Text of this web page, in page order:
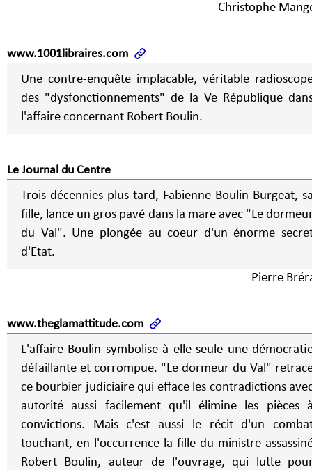
Christophe
www.1001libraires.com
Une contre-enquête implacable, véritable
des "dysfonctionnements" de la Ve République
l'affaire concernant Robert Boulin.
Le Journal du Centre
Trois décennies plus tard, Fabienne Boulin-Burgeat,
fille, lance un gros pavé dans la mare avec "Le
du Val". Une plongée au coeur d'un énorme
d'Etat.
Pierre
www.theglamattitude.com
L'affaire Boulin symbolise à elle seule une
défaillante et corrompue. "Le dormeur du Val"
ce bourbier judiciaire qui efface les contradictions
autorité aussi facilement qu'il élimine les pièces
convictions. Mais c'est aussi le récit d'un
touchant, en l'occurrence la fille du ministre
Robert Boulin, auteur de l'ouvrage, qui lutte